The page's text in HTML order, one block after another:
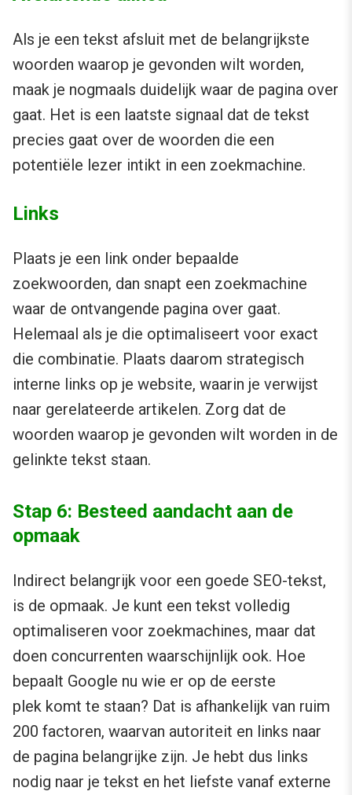
Als je een tekst afsluit met de belangrijkste
woorden waarop je gevonden wilt worden,
maak je nogmaals duidelijk waar de pagina over
gaat. Het is een laatste signaal dat de tekst
precies gaat over de woorden die een
potentiële lezer intikt in een zoekmachine.
Links
Plaats je een link onder bepaalde
zoekwoorden, dan snapt een zoekmachine
waar de ontvangende pagina over gaat.
Helemaal als je die optimaliseert voor exact
die combinatie. Plaats daarom strategisch
interne links op je website, waarin je verwijst
naar gerelateerde artikelen. Zorg dat de
woorden waarop je gevonden wilt worden in de
gelinkte tekst staan.
Stap 6: Besteed aandacht aan de
opmaak
Indirect belangrijk voor een goede SEO-tekst,
is de opmaak. Je kunt een tekst volledig
optimaliseren voor zoekmachines, maar dat
doen concurrenten waarschijnlijk ook. Hoe
bepaalt Google nu wie er op de eerste
plek komt te staan? Dat is afhankelijk van ruim
200 factoren, waarvan autoriteit en links naar
de pagina belangrijke zijn. Je hebt dus links
nodig naar je tekst en het liefste vanaf externe